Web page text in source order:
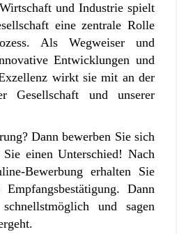
und Industrie spielt
eine zentrale Rolle
Als Wegweiser und
Entwicklungen und
wirkt sie mit an der
Gesellschaft und unserer
Dann bewerben Sie sich
einen Unterschied! Nach
Bewerbung erhalten Sie
Empfangsbestätigung. Dann
und sagen